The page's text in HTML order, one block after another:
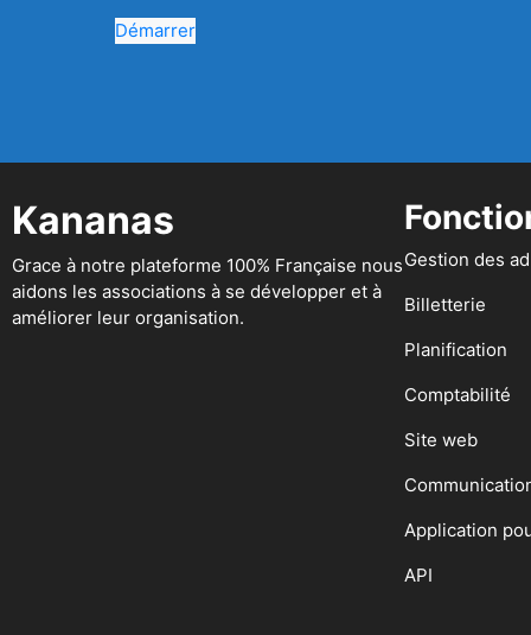
Démarrer
Kananas
Grace à notre plateforme 100% Française nous
aidons les associations à se développer et à
améliorer leur organisation.
Gestion des
Billetterie
Planification
Comptabilité
Site web
Application
API